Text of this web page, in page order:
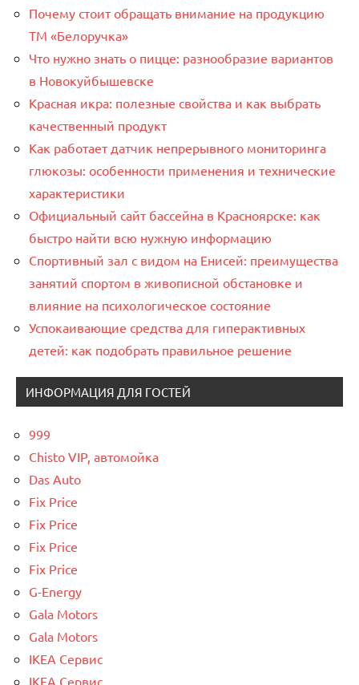
Почему стоит обращать внимание на продукцию
ТМ «Белоручка»
Что нужно знать о пицце: разнообразие вариантов
в Новокуйбышевске
Красная икра: полезные свойства и как выбрать
качественный продукт
Как работает датчик непрерывного мониторинга
глюкозы: особенности применения и технические
характеристики
Официальный сайт бассейна в Красноярске: как
быстро найти всю нужную информацию
Спортивный зал с видом на Енисей: преимущества
занятий спортом в живописной обстановке и
влияние на психологическое состояние
Успокаивающие средства для гиперактивных
детей: как подобрать правильное решение
ИНФОРМАЦИЯ ДЛЯ ГОСТЕЙ
999
Chisto VIP, автомойка
Das Auto
Fix Price
Fix Price
Fix Price
Fix Price
G-Energy
Gala Motors
Gala Motors
IKEA Сервис
IKEA Сервис